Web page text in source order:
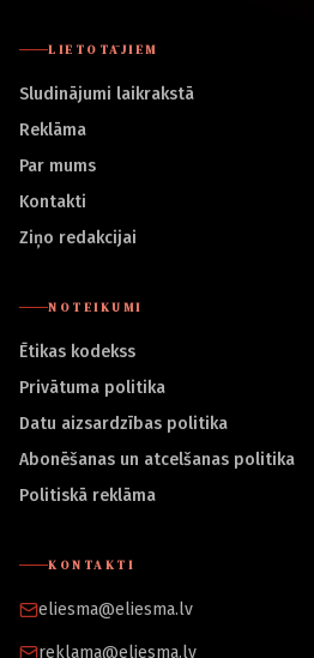
LIETOTĀJIEM
Sludinājumi laikrakstā
Reklāma
Par mums
Kontakti
Ziņo redakcijai
NOTEIKUMI
Ētikas kodekss
Privātuma politika
Datu aizsardzības politika
Abonēšanas un atcelšanas politika
Politiskā reklāma
KONTAKTI
eliesma@eliesma.lv
reklama@eliesma.lv